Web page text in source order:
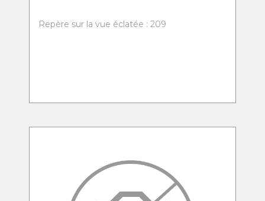
Repère sur la vue éclatée : 209